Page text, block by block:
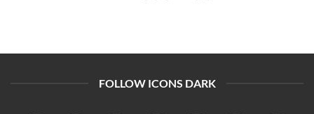
FOLLOW ICONS DARK